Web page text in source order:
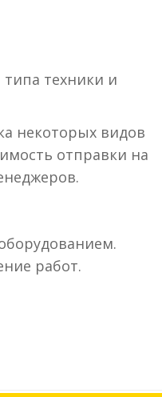
техники и
некоторых видов
отправки на
работ.